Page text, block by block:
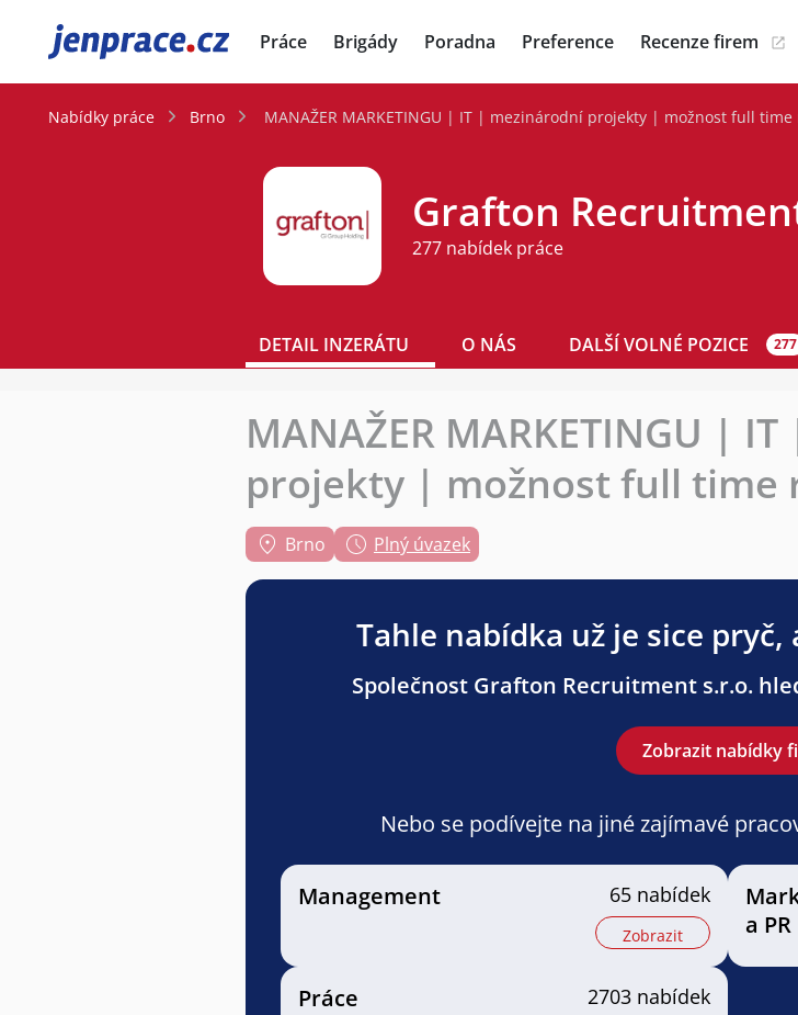
JenPráce.cz Práce Brigády Poradna Preference Recenze firem
Nabídky práce Brno MANAŽER MARKETINGU | IT | mezinárodní projekty | možnost full time
Grafton
277 nabídek práce
DETAIL INZERÁTU O NÁS DALŠÍ VOLNÉ POZICE 277
MANAŽER MARKETINGU |
projekty | možnost full time
Brno Plný úvazek
Tahle nabídka už je sice
Společnost Grafton Recruitment s.r.o.
Zobrazit nabídky
Nebo se podívejte na jiné zajímavé
Management 65 nabídek
Zobrazit
a PR
Práce 2703 nabídek